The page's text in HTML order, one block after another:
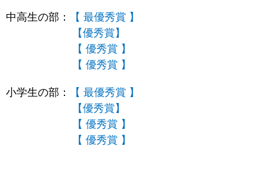
中高生の部：
【 最優秀賞 】
【優秀賞】
【 優秀賞 】
【 優秀賞 】
小学生の部：
【 最優秀賞 】
【優秀賞】
【 優秀賞 】
【 優秀賞 】